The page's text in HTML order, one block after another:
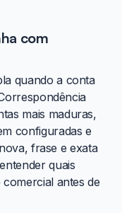
com
quando a conta
mais maduras,
configuradas e
frase e exata
quais
antes de